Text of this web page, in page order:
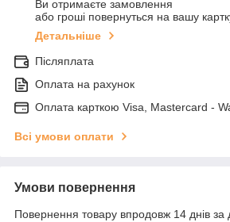
Ви отримаєте замовлення
або гроші повернуться на вашу
Детальніше
Післяплата
Оплата на рахунок
Оплата карткою Visa, Mastercard -
Всі умови оплати
Умови повернення
Повернення товару впродовж 14 днів за